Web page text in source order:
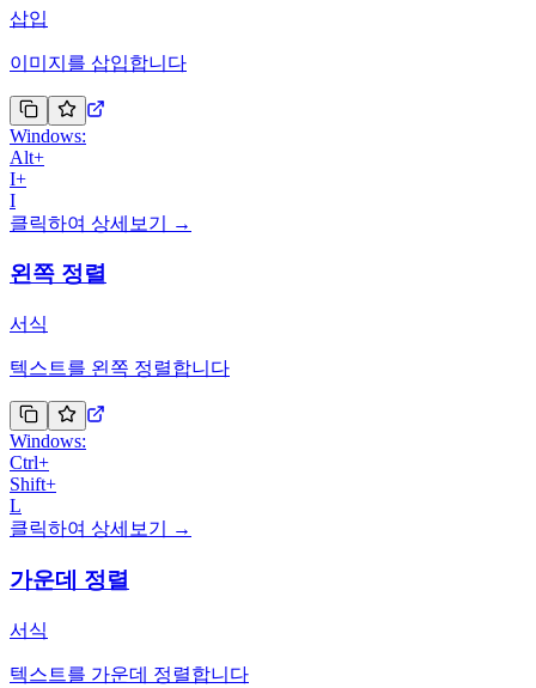
삽입
이미지를 삽입합니다
Windows:
Alt+
I+
I
클릭하여 상세보기 →
왼쪽 정렬
서식
텍스트를 왼쪽 정렬합니다
Windows:
Ctrl+
Shift+
L
클릭하여 상세보기 →
가운데 정렬
서식
텍스트를 가운데 정렬합니다